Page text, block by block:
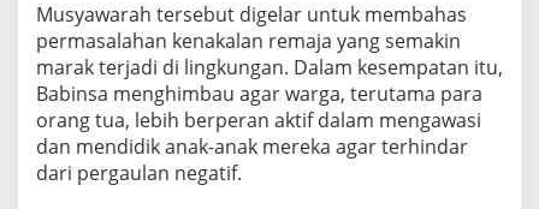
s
y
a
w
a
r
a
h
B
Musyawarah tersebut digelar untuk membahas
permasalahan kenakalan remaja yang semakin
marak terjadi di lingkungan. Dalam kesempatan itu,
Babinsa menghimbau agar warga, terutama para
orang tua, lebih berperan aktif dalam mengawasi
dan mendidik anak-anak mereka agar terhindar
dari pergaulan negatif.